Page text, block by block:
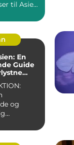
En
Guide
og
fra